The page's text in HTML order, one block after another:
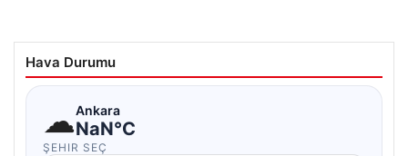
Hava Durumu
☁Ankara
NaN°C
ŞEHIR SEÇ